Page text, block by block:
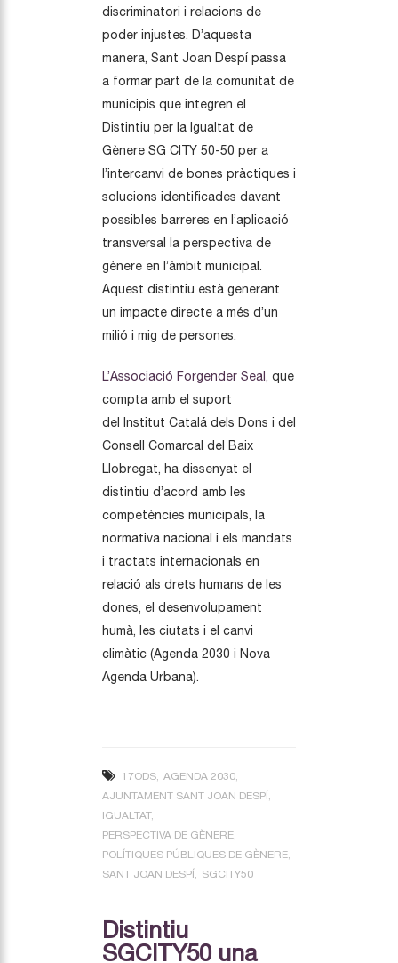
discriminatori i relacions de
poder injustes. D’aquesta
manera, Sant Joan Despí passa
a formar part de la comunitat de
municipis que integren el
Distintiu per la Igualtat de
Gènere SG CITY 50-50 per a
l’intercanvi de bones pràctiques i
solucions identificades davant
possibles barreres en l’aplicació
transversal la perspectiva de
gènere en l’àmbit municipal.
Aquest distintiu està generant
un impacte directe a més d’un
milió i mig de persones.
L’Associació Forgender Seal, que
compta amb el suport
del Institut Catalá dels Dons i del
Consell Comarcal del Baix
Llobregat, ha dissenyat el
distintiu d’acord amb les
competències municipals, la
normativa nacional i els mandats
i tractats internacionals en
relació als drets humans de les
dones, el desenvolupament
humà, les ciutats i el canvi
climàtic (Agenda 2030 i Nova
Agenda Urbana).
17ODS AGENDA 2030
AJUNTAMENT SANT JOAN DESPÍ
IGUALTAT
PERSPECTIVA DE GÈNERE
POLÍTIQUES PÚBLIQUES DE GÈNERE
SANT JOAN DESPÍ
SGCITY50
Distintiu
SGCITY50 una